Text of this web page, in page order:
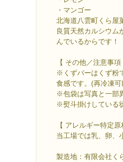
・マンゴー
北海道八雲町くら屋
良質天然カルシウム
んでいるからです！
【 その他／注意事項
※くずバーはくず粉
食感です。(再冷凍
※包袋は写真と一部
※熨斗掛けしている
【 アレルギー特定原
当工場では乳、卵、
製造地：有限会社く